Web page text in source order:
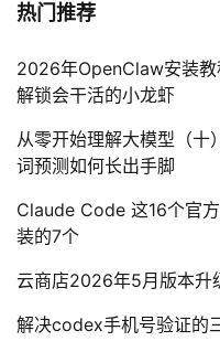
热门推荐
2026年OpenClaw安装
解锁会干活的小龙虾
从零开始理解大模型（
词预测如何长出手脚
Claude Code 这16个官
装的7个
云商店2026年5月版本升
解决codex手机号验证的